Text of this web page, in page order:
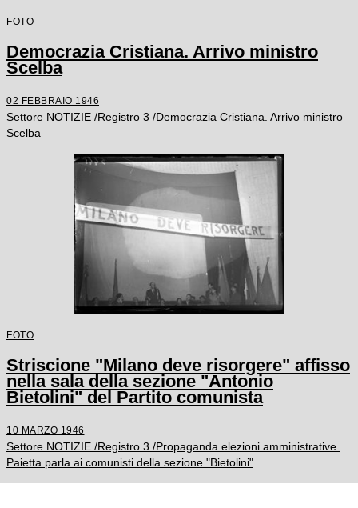
FOTO
Democrazia Cristiana. Arrivo ministro
Scelba
02 FEBBRAIO 1946
Settore NOTIZIE /Registro 3 /Democrazia Cristiana. Arrivo ministro
Scelba
FOTO
Striscione "Milano deve risorgere" affisso
nella sala della sezione "Antonio
Bietolini" del Partito comunista
10 MARZO 1946
Settore NOTIZIE /Registro 3 /Propaganda elezioni amministrative.
Paietta parla ai comunisti della sezione "Bietolini"